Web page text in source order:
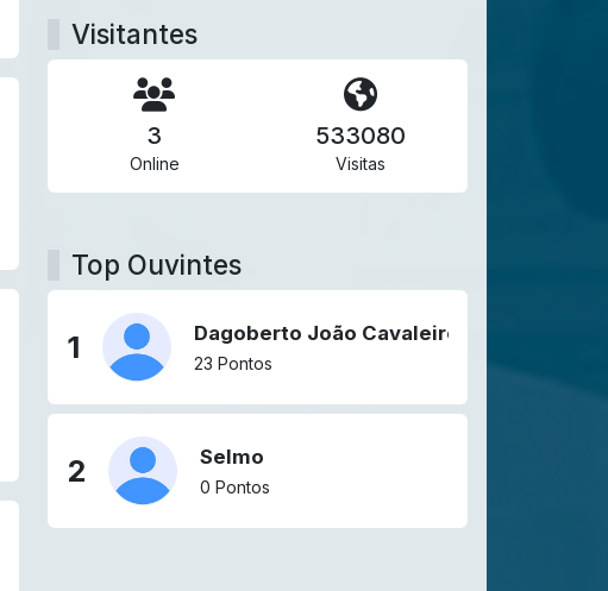
Visitantes
3
Online
533080
Visitas
Top Ouvintes
1 Dagoberto João Cavaleiro
23 Pontos
2 Selmo
0 Pontos